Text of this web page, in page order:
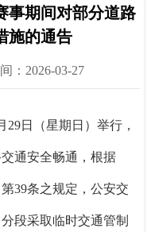
事期间对部分道路
施的通告
：2026-03-27
29日（星期日）举行，
通安全畅通，根据
第39条之规定，公安交
段采取临时交通管制